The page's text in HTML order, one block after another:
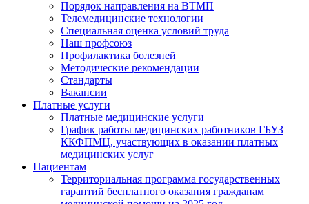
Порядок направления на ВТМП
Телемедицинские технологии
Специальная оценка условий труда
Наш профсоюз
Профилактика болезней
Методические рекомендации
Стандарты
Вакансии
Платные услуги
Платные медицинские услуги
График работы медицинских работников ГБУЗ
ККФПМЦ, участвующих в оказании платных
медицинских услуг
Пациентам
Территориальная программа государственных
гарантий бесплатного оказания гражданам